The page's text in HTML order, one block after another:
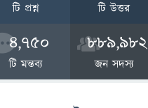
টি প্রশ্ন টি উত্তর
4,750
টি মন্তব্য
889,982
জন সদস্য